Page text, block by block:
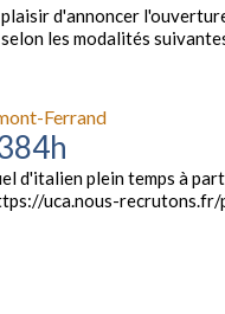
plaisir d'annoncer
les modalités
Ferrand
d'italien plein temps à
uca.nous-